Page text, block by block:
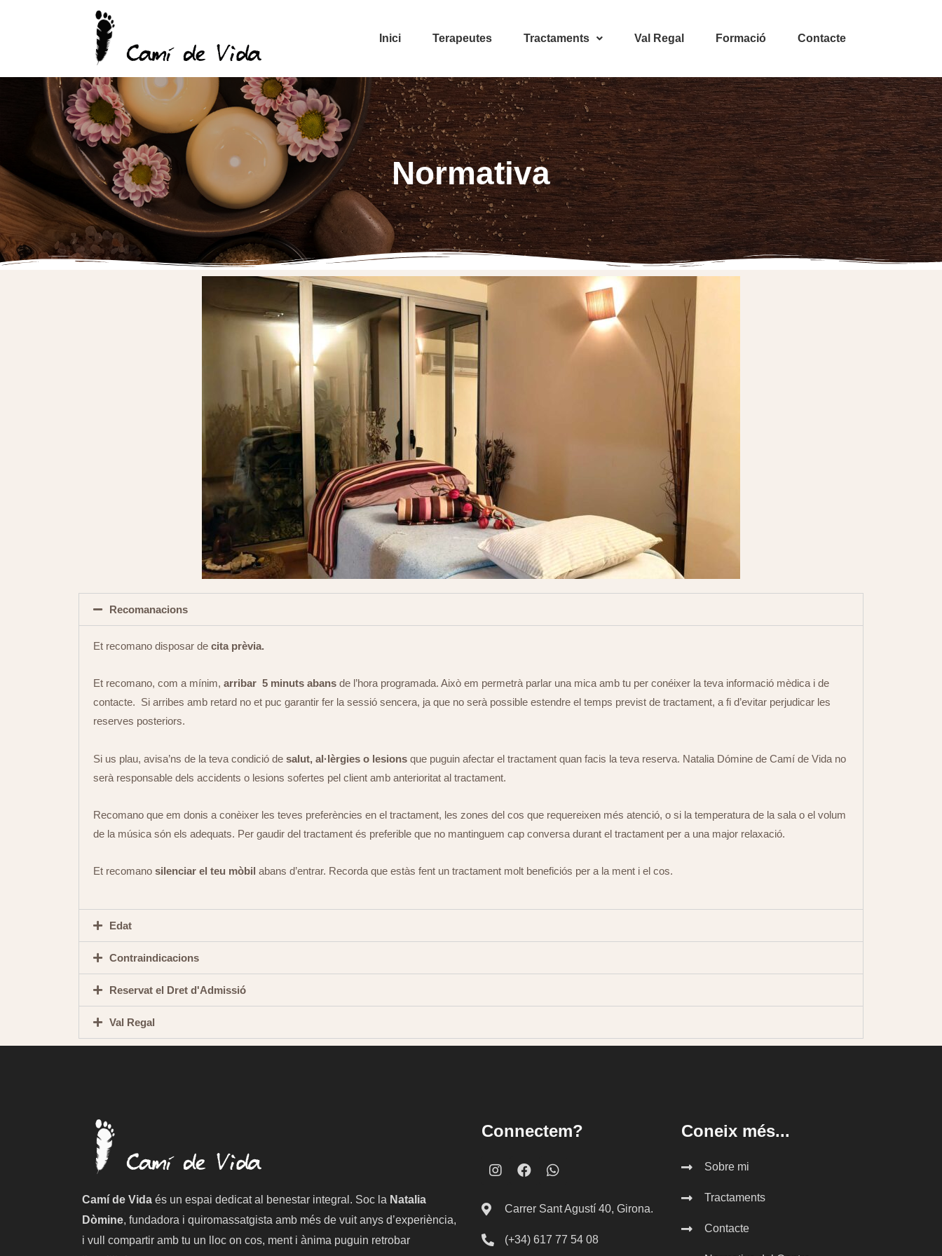
Inici Terapeutes Tractaments Val Regal Formació Contacte
Normativa
Recomanacions
Et recomano disposar de cita prèvia.
Et recomano, com a mínim, arribar 5 minuts abans de l’hora programada. Això em permetrà parlar una mica amb tu per conéixer la teva informació mèdica i de
contacte. Si arribes amb retard no et puc garantir fer la sessió sencera, ja que no serà possible estendre el temps previst de tractament, a fi d’evitar perjudicar les
reserves posteriors.
Si us plau, avisa’ns de la teva condició de salut, al·lèrgies o lesions que puguin afectar el tractament quan facis la teva reserva. Natalia Dómine de Camí de Vida no
serà responsable dels accidents o lesions sofertes pel client amb anterioritat al tractament.
Recomano que em donis a conèixer les teves preferències en el tractament, les zones del cos que requereixen més atenció, o si la temperatura de la sala o el volum
de la música són els adequats. Per gaudir del tractament és preferible que no mantinguem cap conversa durant el tractament per a una major relaxació.
Et recomano silenciar el teu mòbil abans d’entrar. Recorda que estàs fent un tractament molt beneficiós per a la ment i el cos.
Edat
Contraindicacions
Reservat el Dret d'Admissió
Val Regal
Camí de Vida és un espai dedicat al benestar integral. Soc la Natalia
Dòmine, fundadora i quiromassatgista amb més de vuit anys d’experiència,
i vull compartir amb tu un lloc on cos, ment i ànima puguin retrobar
Connectem?
Carrer Sant Agustí 40, Girona.
(+34) 617 77 54 08
Coneix més...
Sobre mi
Tractaments
Contacte